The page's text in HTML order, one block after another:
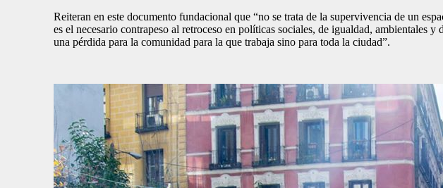
Reiteran en este documento fundacional que “no se trata de la supervivencia de un
es el necesario contrapeso al retroceso en políticas sociales, de igualdad, ambientales
una pérdida para la comunidad para la que trabaja sino para toda la ciudad”.